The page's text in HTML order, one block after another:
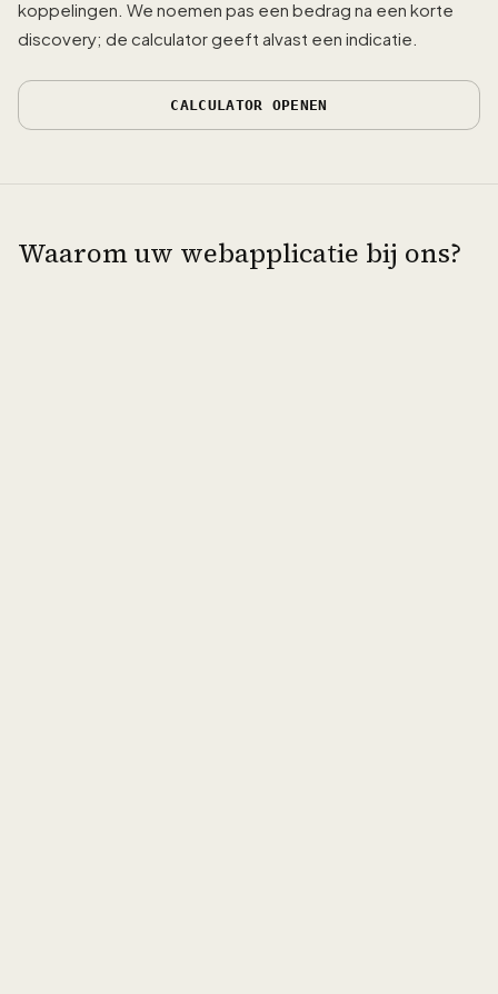
koppelingen. We noemen pas een bedrag na een korte
discovery; de calculator geeft alvast een indicatie.
CALCULATOR OPENEN
Waarom uw webapplicatie bij ons?